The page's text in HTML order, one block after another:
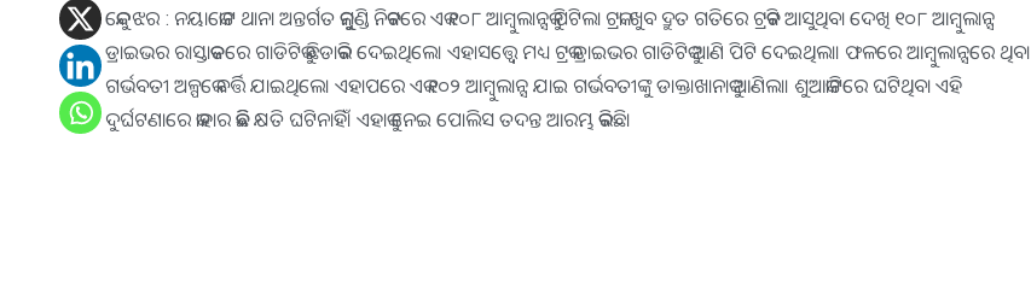
କେନ୍ଦୁଝର : ନୟାକୋଟ ଥାନା ଅନ୍ତର୍ଗତ କୁମୁଣ୍ଡି ନିକଟରେ ଏକ ୧୦୮ ଆମ୍ବୁଲାନ୍ସକୁ ପିଟିଲା ଟ୍ରକ। ଖୁବ ଦ୍ରୁତ ଗତିରେ ଟ୍ରକଟି ଆସୁଥିବା ଦେଖି ୧୦୮ ଆମ୍ବୁଲାନ୍ସ
ଡ୍ରାଇଭର ରାସ୍ତାକଡରେ ଗାଡିଟିକୁ ଛିଡାକରି ଦେଇଥିଲେ। ଏହାସତ୍ତ୍ବେ ମଧ୍ୟ ଟ୍ରକ ଡ୍ରାଇଭର ଗାଡିଟିକୁ ଆଣି ପିଟି ଦେଇଥିଲା। ଫଳରେ ଆମ୍ବୁଲାନ୍ସରେ ଥିବା
ଗର୍ଭବତୀ ଅଳ୍ପକେ ବର୍ତ୍ତି ଯାଇଥିଲେ। ଏହାପରେ ଏକ ୧୦୨ ଆମ୍ବୁଲାନ୍ସ ଯାଇ ଗର୍ଭବତୀଙ୍କୁ ଡାକ୍ତାଖାନାକୁ ଆଣିଲା। ଶୁଆକାଟିରେ ଘଟିଥିବା ଏହି
ଦୁର୍ଘଟଣାରେ କାହାର କିଛି କ୍ଷତି ଘଟିନାହିଁ। ଏହାକୁ ନେଇ ପୋଲିସ ତଦନ୍ତ ଆରମ୍ଭ କରିଛି।